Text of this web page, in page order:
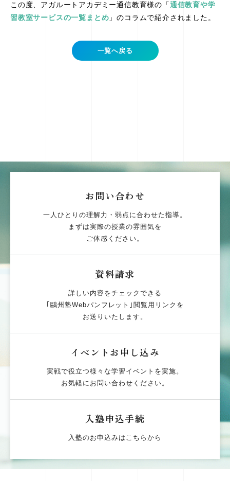
この度、アガルートアカデミー通信教育様の「通信教育や学
習教室サービスの一覧まとめ 」のコラムで紹介されました。
一覧へ戻る
お問い合わせ
一人ひとりの理解力・弱点に合わせた指導。
まずは実際の授業の雰囲気を
ご体感ください。
資料請求
詳しい内容をチェックできる
｢鷗州塾Webパンフレット｣閲覧用リンクを
お送りいたします。
イベントお申し込み
実戦で役立つ様々な学習イベントを実施。
お気軽にお問い合わせください。
入塾申込手続
入塾のお申込みはこちらから